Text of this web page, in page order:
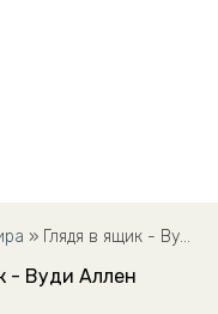
» Глядя в ящик - Вуди Аллен
- Вуди Аллен